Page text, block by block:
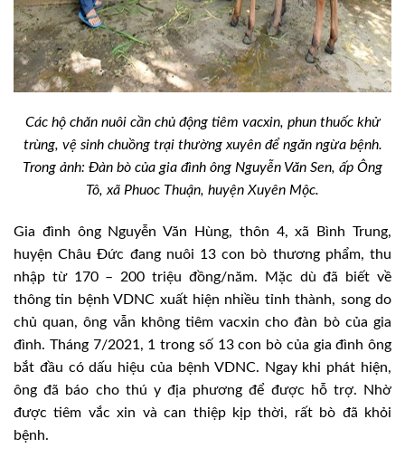
Các hộ chăn nuôi cần chủ động tiêm vacxin, phun thuốc khử
trùng, vệ sinh chuồng trại thường xuyên để ngăn ngừa bệnh.
Trong ảnh: Đàn bò của gia đình ông Nguyễn Văn Sen, ấp Ông
Tô, xã Phuoc Thuận, huyện Xuyên Mộc.
Gia đình ông Nguyễn Văn Hùng, thôn 4, xã Bình Trung,
huyện Châu Đức đang nuôi 13 con bò thương phẩm, thu
nhập từ 170 – 200 triệu đồng/năm. Mặc dù đã biết về
thông tin bệnh VDNC xuất hiện nhiều tỉnh thành, song do
chủ quan, ông vẫn không tiêm vacxin cho đàn bò của gia
đình. Tháng 7/2021, 1 trong số 13 con bò của gia đình ông
bắt đầu có dấu hiệu của bệnh VDNC. Ngay khi phát hiện,
ông đã báo cho thú y địa phương để được hỗ trợ. Nhờ
được tiêm vắc xin và can thiệp kịp thời, rất bò đã khỏi
bệnh.